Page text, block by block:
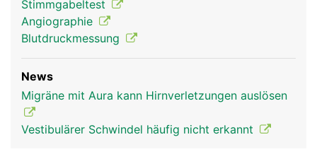
Stimmgabeltest
Angiographie
Blutdruckmessung
News
Migräne mit Aura kann Hirnverletzungen auslösen
Vestibulärer Schwindel häufig nicht erkannt